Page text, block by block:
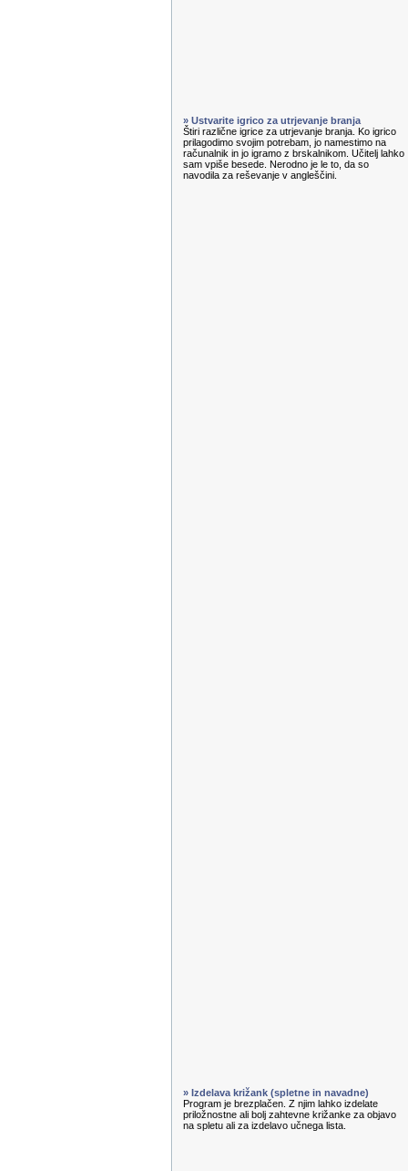
» Ustvarite igrico za utrjevanje branja
Štiri različne igrice za utrjevanje branja. Ko igrico
prilagodimo svojim potrebam, jo namestimo na
računalnik in jo igramo z brskalnikom. Učitelj lahko
sam vpiše besede. Nerodno je le to, da so
navodila za reševanje v angleščini.
» Izdelava križank (spletne in navadne)
Program je brezplačen. Z njim lahko izdelate
priložnostne ali bolj zahtevne križanke za objavo
na spletu ali za izdelavo učnega lista.